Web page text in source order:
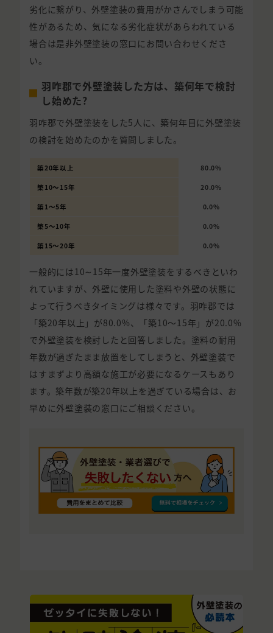
劣化に繋がり、外壁塗装の費用がかさんでしまう可能
性があるため、気になる劣化症状があらわれている
場合は是非外壁塗装の窓口にお問い合わせくださ
い。
羽咋郡で外壁塗装した方は、築何年で検討
し始めた?
羽咋郡で外壁塗装をした5人に、築何年目に外壁塗装
の検討を始めたのかを質問しました。
築20年以上 80.0%
築10〜15年 20.0%
築1〜5年 0.0%
築5〜10年 0.0%
築15〜20年 0.0%
一般的には10∼15年一度外壁塗装をするべきといわ
れていますが、外壁に使用した塗料や外壁の状態に
よって行うべきタイミングは様々です。羽咋郡では
「築20年以上」が80.0%、「築10〜15年」が20.0%
で外壁塗装を検討したと回答しました。塗料の耐用
年数が過ぎたまま放置をしてしまうと、外壁塗装で
はすまずより高額な施工が必要になるケースもあり
ます。築年数が築20年以上を過ぎている場合は、お
早めに外壁塗装の窓口にご相談ください。